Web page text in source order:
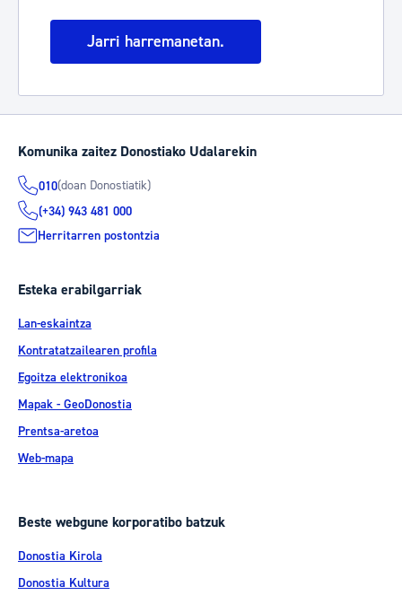
Jarri harremanetan.
Komunika zaitez Donostiako Udalarekin
010(doan Donostiatik)
(+34) 943 481 000
Herritarren postontzia
Esteka erabilgarriak
Lan-eskaintza
Kontratatzailearen profila
Egoitza elektronikoa
Mapak - GeoDonostia
Prentsa-aretoa
Web-mapa
Beste webgune korporatibo batzuk
Donostia Kirola
Donostia Kultura